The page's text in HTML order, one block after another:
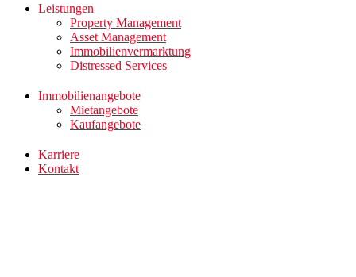
Leistungen
Property Management
Asset Management
Immobilienvermarktung
Distressed Services
Immobilienangebote
Mietangebote
Kaufangebote
Karriere
Kontakt